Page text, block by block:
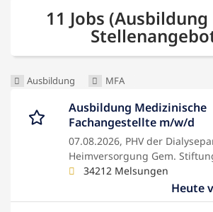
11 Jobs (Ausbildung
Ausbildung MFA
Ausbildung Medizinische
Fachangestellte m/w/d
07.08.2026, PHV der
Heimversorgung Gem.
34212 Melsungen
Heute